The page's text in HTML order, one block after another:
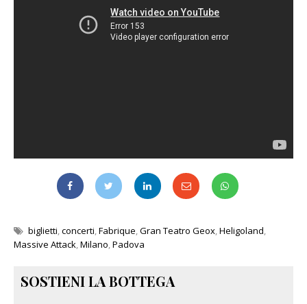
biglietti,concerti,Fabrique,Gran Teatro Geox,Heligoland,
Massive Attack,Milano,Padova
SOSTIENI LA BOTTEGA